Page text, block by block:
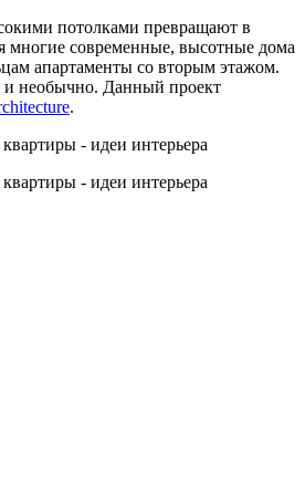
потолками превращают в
многие современные, высотные дома
апартаменты со вторым этажом.
и необычно. Данный проект
.